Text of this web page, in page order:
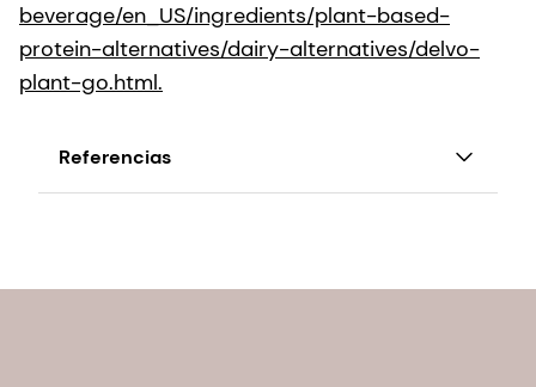
beverage/en_US/ingredients/plant-based-
protein-alternatives/dairy-alternatives/delvo-
plant-go.html.
Referencias